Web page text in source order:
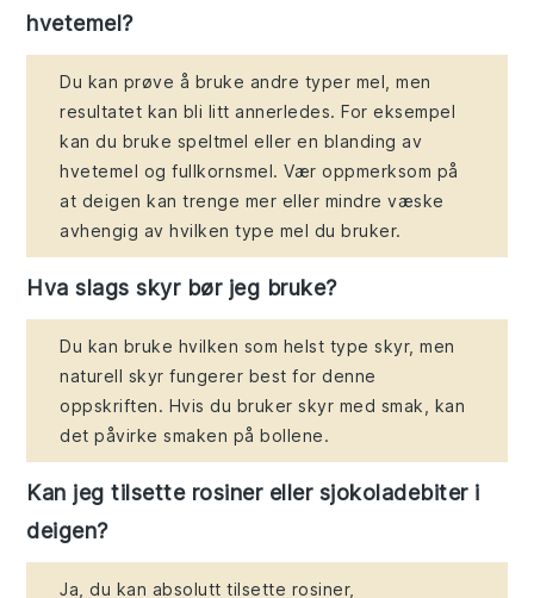
hvetemel?
Du kan prøve å bruke andre typer mel, men
resultatet kan bli litt annerledes. For eksempel
kan du bruke speltmel eller en blanding av
hvetemel og fullkornsmel. Vær oppmerksom på
at deigen kan trenge mer eller mindre væske
avhengig av hvilken type mel du bruker.
Hva slags skyr bør jeg bruke?
Du kan bruke hvilken som helst type skyr, men
naturell skyr fungerer best for denne
oppskriften. Hvis du bruker skyr med smak, kan
det påvirke smaken på bollene.
Kan jeg tilsette rosiner eller sjokoladebiter i
deigen?
Ja, du kan absolutt tilsette rosiner,